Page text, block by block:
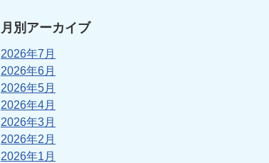
月別アーカイブ
2026年7月
2026年6月
2026年5月
2026年4月
2026年3月
2026年2月
2026年1月